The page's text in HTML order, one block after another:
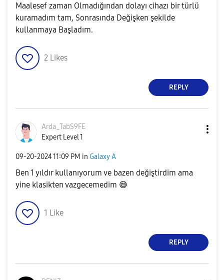
Maalesef zaman Olmadığından dolayı cihazı bir türlü
kuramadım tam, Sonrasında Değişken şekilde
kullanmaya Başladım.
2 Likes
REPLY
Arda_TabS9FE
Expert Level 1
‎09-20-202411:09 PM in Galaxy A
Ben 1 yıldır kullanıyorum ve bazen değiştirdim ama
yine klasikten vazgecemedim 😅
1 Like
REPLY